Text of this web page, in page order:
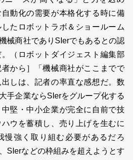
動化の需要が本格化する時に備
たロボットラボ＆ショールーム
械商社でありSIerでもあるとの認
（ロボットダイジェスト編集部
から］「機械商社がここまでで
しは、記者の率直な感想だ。数
手企業ならSIerをグループ化する
堅・中小企業が完全に自前で技
ウを蓄積し、売り上げを生むに
慢強く取り組む必要があるだろ
SIerなどの枠組みを超えようとす